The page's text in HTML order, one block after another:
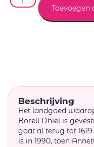
Beschrijving
Het landgoed
Borell Dhiel is
gaat al terug tot
is in 1990, toen